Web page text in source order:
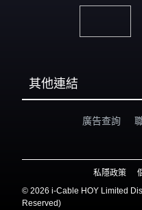
其他連結
廣告查詢
私隱政策
© 2026 i-Cable HOY Limited
Reserved)